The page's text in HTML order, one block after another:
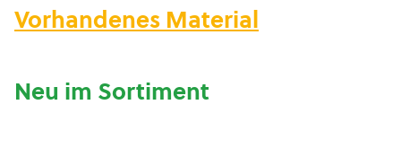
Vorhandenes Material
Neu im Sortiment